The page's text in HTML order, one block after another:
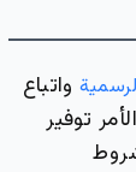
واتباع
توفير